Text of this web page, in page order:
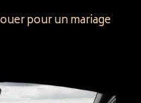
pour un mariage